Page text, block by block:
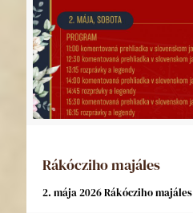
Rákócziho majáles
2. mája 2026 Rákócziho majáles